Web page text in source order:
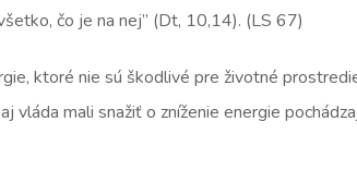
čo je na nej” (Dt, 10,14). (LS 67)
ktoré nie sú škodlivé pre životné
mali snažiť o zníženie energie